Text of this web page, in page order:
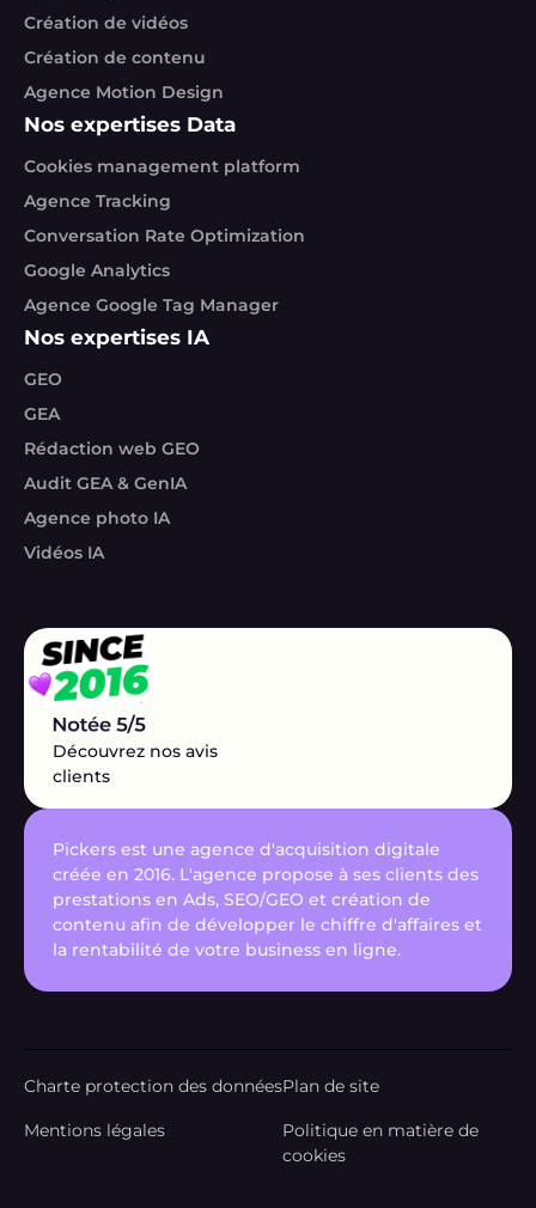
Création de vidéos
Création de contenu
Agence Motion Design
Nos expertises Data
Cookies management platform
Agence Tracking
Conversation Rate Optimization
Google Analytics
Agence Google Tag Manager
Nos expertises IA
GEO
GEA
Rédaction web GEO
Audit GEA & GenIA
Agence photo IA
Vidéos IA
Découvrez nos avis
clients
Pickers est une agence d'acquisition digitale
créée en 2016. L'agence propose à ses clients des
prestations en Ads, SEO/GEO et création de
contenu afin de développer le chiffre d'affaires et
la rentabilité de votre business en ligne.
Charte protection des donnéesPlan de site
Mentions légales
Politique en matière de
cookies